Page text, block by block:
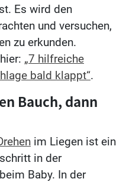
Es wird den
und versuchen,
zu erkunden.
„7 hilfreiche
bald klappt“.
Bauch, dann
im Liegen ist ein
in der
Baby. In der